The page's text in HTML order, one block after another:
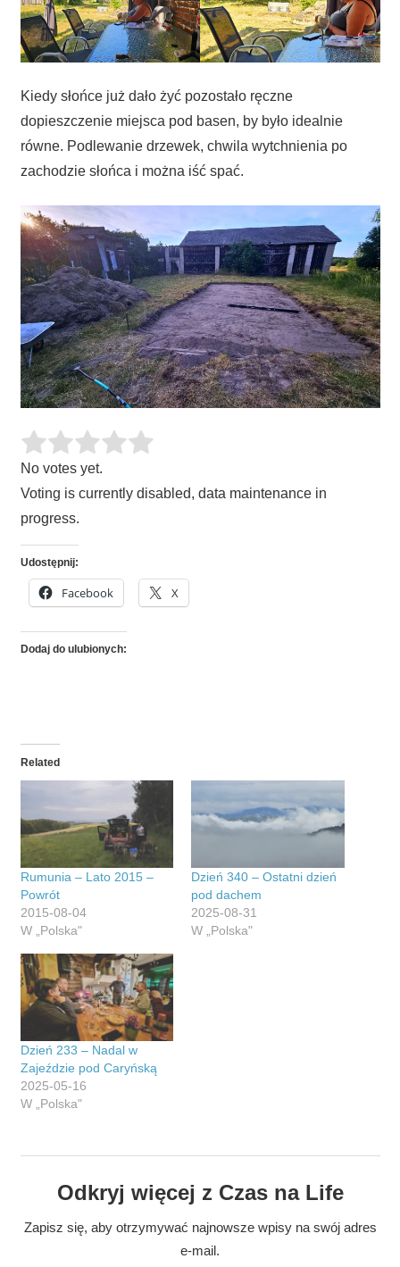
Kiedy słońce już dało żyć pozostało ręczne
dopieszczenie miejsca pod basen, by było idealnie
równe. Podlewanie drzewek, chwila wytchnienia po
zachodzie słońca i można iść spać.
No votes yet.
Voting is currently disabled, data maintenance in
progress.
Udostępnij:
Facebook X
Dodaj do ulubionych:
Related
Rumunia – Lato 2015 –
Powrót
2015-08-04
W „Polska"
Dzień 340 – Ostatni dzień
pod dachem
2025-08-31
W „Polska"
Dzień 233 – Nadal w
Zajeździe pod Caryńską
2025-05-16
W „Polska"
Odkryj więcej z Czas na Life
Zapisz się, aby otrzymywać najnowsze wpisy na swój adres
e-mail.